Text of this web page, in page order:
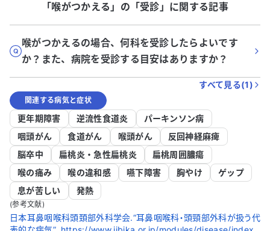
「喉がつかえる」 の「受診 」に関する記事
喉がつかえるの場合、何科を受診したらよいです
か？また、病院を受診する目安はありますか？
すべて見る(1)
関連する病気と症状
更年期障害 逆流性食道炎
パーキンソン病
咽頭がん
食道がん 喉頭がん
反回神経麻痺
脳卒中
扁桃炎・急性扁桃炎
扁桃周囲膿瘍
喉の痛み
喉の違和感 嚥下障害 胸やけ
ゲップ
息が苦しい
発熱
(参考文献)
日本耳鼻咽喉科頭頚部外科学会.“耳鼻咽喉科・頭頸部外科が扱う代